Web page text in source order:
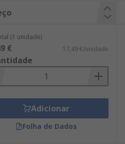
(1 unidade)
€ 17,49 €/unidade
Adicionar
Folha de Dados